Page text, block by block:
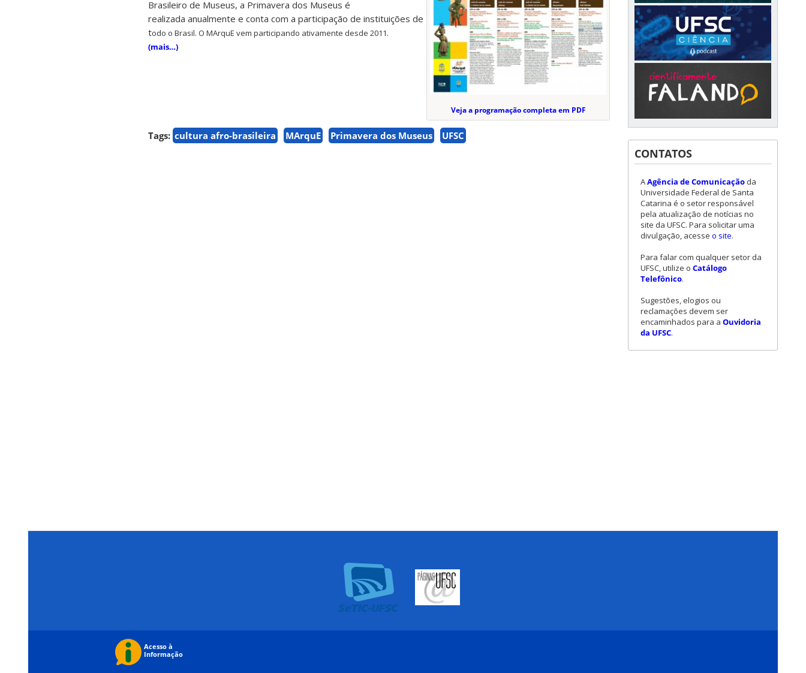
Veja a programação completa em PDF
Brasileiro de Museus, a Primavera dos Museus é
realizada anualmente e conta com a participação de instituições de
todo o Brasil. O MArquE vem participando ativamente desde 2011.
(mais…)
Tags: cultura afro-brasileira MArquE Primavera dos Museus UFSC
CONTATOS
AAgência de Comunicação da
Universidade Federal de Santa
Catarina é o setor responsável
pela atualização de notícias no
site da UFSC. Para solicitar uma
divulgação, acesse o site.
Para falar com qualquer setor da
UFSC, utilize o Catálogo
Telefônico.
Sugestões, elogios ou
reclamações devem ser
encaminhados para a Ouvidoria
da UFSC.